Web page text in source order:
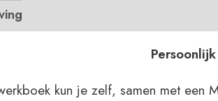
kun je zelf, samen met een